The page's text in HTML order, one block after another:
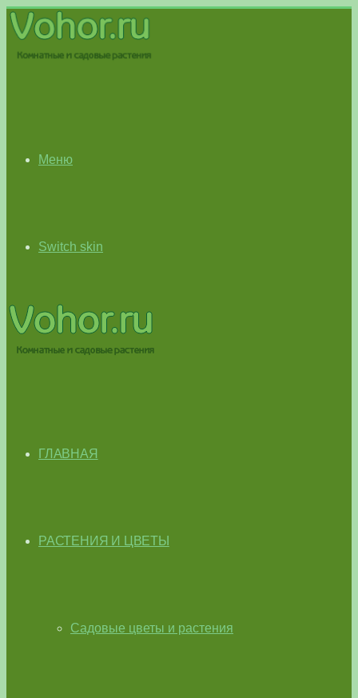
Меню
Switch skin
ГЛАВНАЯ
РАСТЕНИЯ И ЦВЕТЫ
Садовые цветы и растения